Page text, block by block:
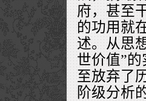
府，甚至
的功用就
述。从思
世价值”
至放弃了
阶级分析